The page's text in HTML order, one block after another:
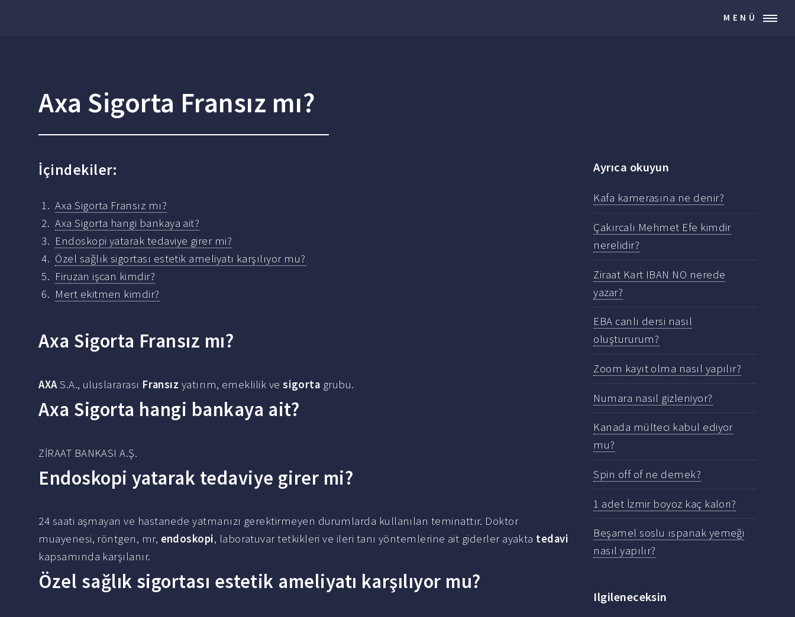
MENÜ
Axa Sigorta Fransız mı?
İçindekiler:
Axa Sigorta Fransız mı?
Axa Sigorta hangi bankaya ait?
Endoskopi yatarak tedaviye girer mi?
Özel sağlık sigortası estetik ameliyatı karşılıyor mu?
Firuzan işcan kimdir?
Mert ekitmen kimdir?
Axa Sigorta Fransız mı?
AXAS.A., uluslararası Fransız yatırım, emeklilik vesigorta grubu.
Axa Sigorta hangi bankaya ait?
ZİRAAT BANKASI A.Ş.
Endoskopi yatarak tedaviye girer mi?
24 saati aşmayan ve hastanede yatmanızı gerektirmeyen durumlarda kullanılan teminattır. Doktor
muayenesi, röntgen, mr, endoskopi, laboratuvar tetkikleri ve ileri tanı yöntemlerine ait giderler ayakta tedavi
kapsamında karşılanır.
Özel sağlık sigortası estetik ameliyatı karşılıyor mu?
Ayrıca okuyun
Kafa kamerasına ne denir?
Çakırcalı Mehmet Efe kimdir
nerelidir?
Ziraat Kart IBAN NO nerede
yazar?
EBA canlı dersi nasıl
oluştururum?
Zoom kayıt olma nasıl yapılır?
Numara nasıl gizleniyor?
Kanada mülteci kabul ediyor
mu?
Spin off of ne demek?
1 adet İzmir boyoz kaç kalori?
Beşamel soslu ıspanak yemeği
nasıl yapılır?
Ilgileneceksin